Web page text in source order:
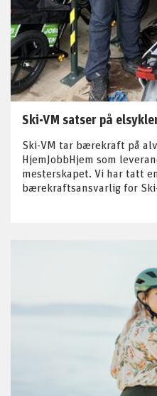
Ski-VM satser på
Ski-VM tar bærekraft på
HjemJobbHjem som
mesterskapet. Vi har tatt
bærekraftsansvarlig for